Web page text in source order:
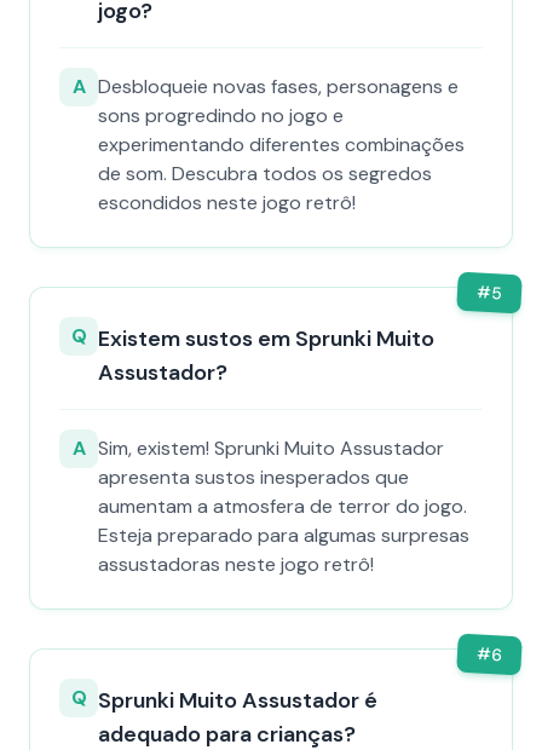
jogo?
A Desbloqueie novas fases, personagens e
sons progredindo no jogo e
experimentando diferentes combinações
de som. Descubra todos os segredos
escondidos neste jogo retrô!
#5
Q Existem sustos em Sprunki Muito
Assustador?
A Sim, existem! Sprunki Muito Assustador
apresenta sustos inesperados que
aumentam a atmosfera de terror do jogo.
Esteja preparado para algumas surpresas
assustadoras neste jogo retrô!
#6
Q Sprunki Muito Assustador é
adequado para crianças?